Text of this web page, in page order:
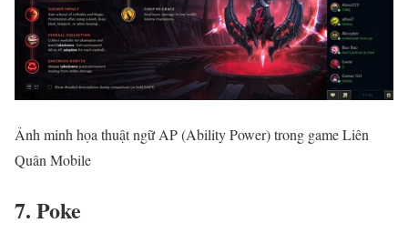
Ảnh minh họa thuật ngữ AP (Ability Power) trong game Liên
Quân Mobile
7. Poke